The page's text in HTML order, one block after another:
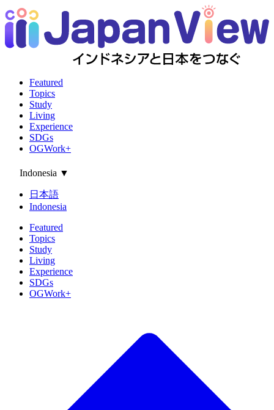
Featured
Topics
Study
Living
Experience
SDGs
OGWork+
Indonesia ▼
日本語
Indonesia
Featured
Topics
Study
Living
Experience
SDGs
OGWork+